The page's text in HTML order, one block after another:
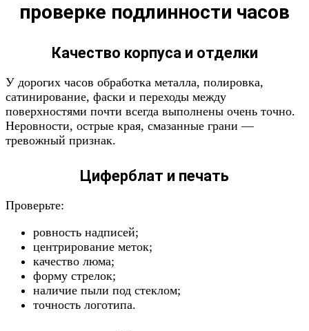
проверке подлинности часов
Качество корпуса и отделки
У дорогих часов обработка металла, полировка,
сатинирование, фаски и переходы между
поверхностями почти всегда выполнены очень точно.
Неровности, острые края, смазанные грани —
тревожный признак.
Циферблат и печать
Проверьте:
ровность надписей;
центрирование меток;
качество люма;
форму стрелок;
наличие пыли под стеклом;
точность логотипа.